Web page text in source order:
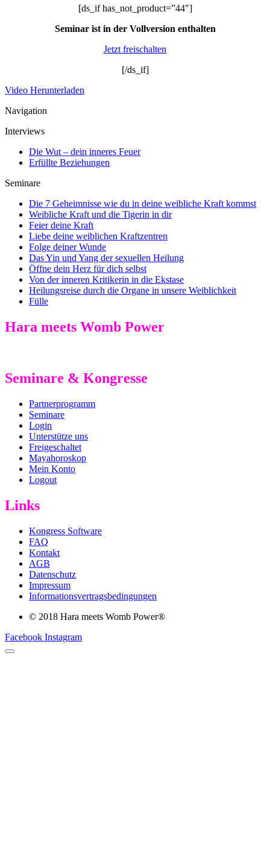
[ds_if has_not_product=”44″]
Seminar ist in der Vollversion enthalten
Jetzt freischalten
[/ds_if]
Video Herunterladen
Navigation
Interviews
Die Wut – dein inneres Feuer
Erfüllte Beziehungen
Seminare
Die 7 Geheimnisse wie du in deine weibliche Kraft kommst
Weibliche Kraft und die Tigerin in dir
Feier deine Kraft
Liebe deine weiblichen Kraftzentren
Folge deiner Wunde
Das Yin und Yang der sexuellen Heilung
Öffne dein Herz für dich selbst
Von der inneren Kritikerin in die Ekstase
Heilungsreise durch die Organe in unsere Weiblichkeit
Fülle
Hara meets Womb Power
Seminare & Kongresse
Partnerprogramm
Seminare
Login
Unterstütze uns
Freigeschaltet
Mayahoroskop
Mein Konto
Logout
Links
Kongress Software
FAQ
Kontakt
AGB
Datenschutz
Impressum
Informationsvertragsbedingungen
© 2018 Hara meets Womb Power®
Facebook Instagram